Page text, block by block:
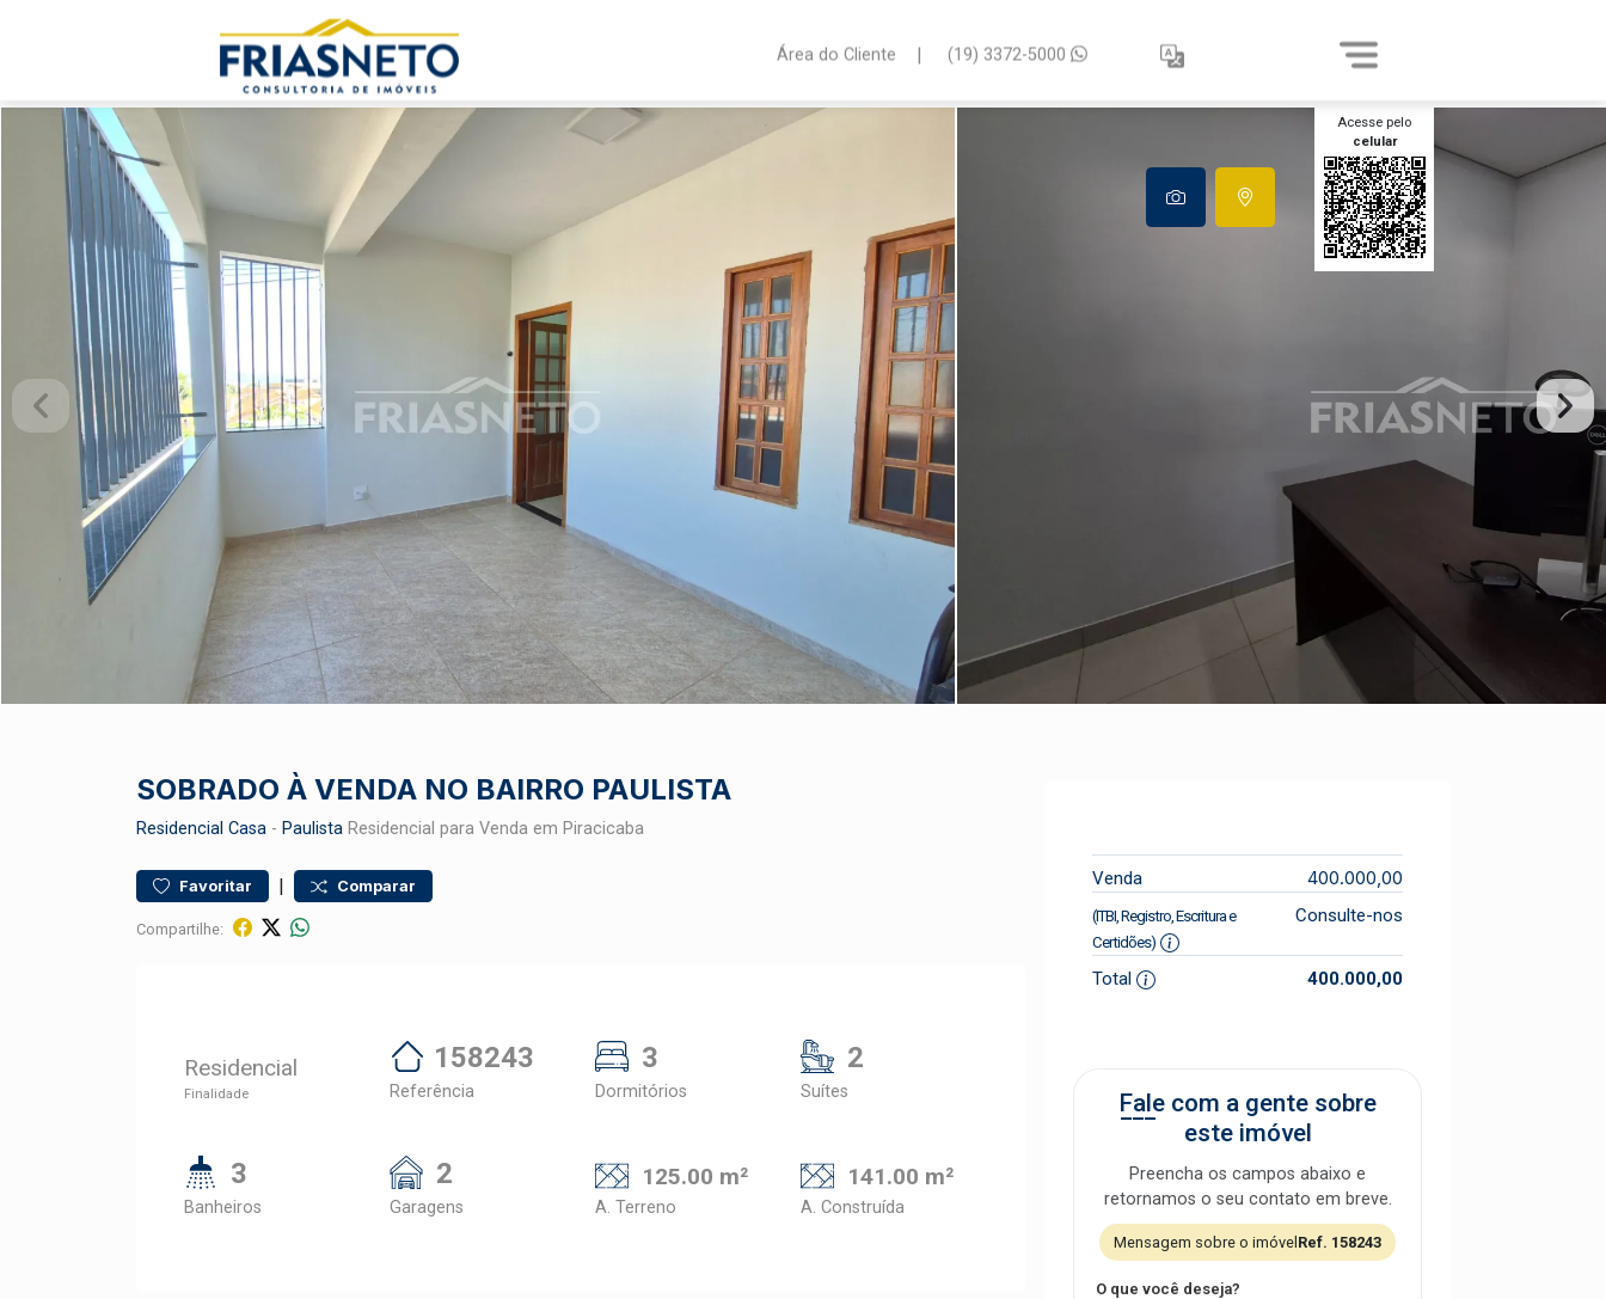
Área do Cliente | (19) 3372-5000
Acesse pelo
celular
SOBRADO À VENDA NO BAIRRO PAULISTA
Residencial Casa - Paulista Residencial para Venda em Piracicaba
Favoritar | Comparar
Compartilhe:
Residencial
Finalidade
158243
Referência
3
Dormitórios
2
Suítes
3
Banheiros
2
Garagens
125.00 m²
A. Terreno
141.00 m²
A. Construída
Venda 400.000,00
(ITBI, Registro, Escritura e
Certidões)
Consulte-nos
Total 400.000,00
Fale com a gente sobre
este imóvel
Preencha os campos abaixo e
retornamos o seu contato em breve.
Mensagem sobre o imóvel Ref. 158243
O que você deseja?